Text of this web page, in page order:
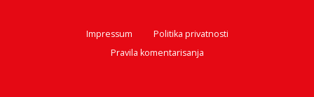
Impressum
Politika privatnosti
Pravila komentarisanja